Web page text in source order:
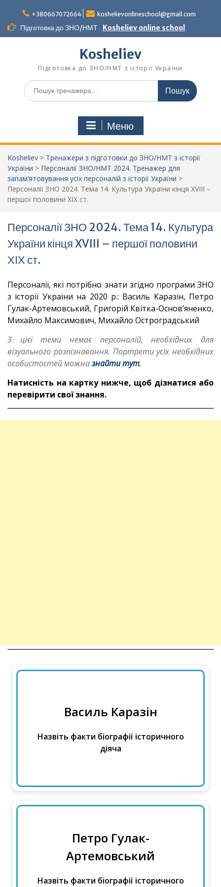
вмісту
+380667072664 koshelievonlineschool@gmail.com
Підготовка до ЗНО/НМТ Kosheliev online school
Kosheliev
Підготовка до ЗНО/НМТ з історії України
Шукати:
Меню
Kosheliev > Тренажери з підготовки до ЗНО/НМТ з історії
України > Персоналії ЗНО/НМТ 2024. Тренажер для
запам’ятовування усіх персоналій з історії України >
Персоналії ЗНО 2024. Тема 14. Культура України кінця XVIII –
першої половини ХІХ ст.
Персоналії ЗНО 2024. Тема 14. Культура
України кінця XVIII – першої половини
ХІХ ст.
Персоналії, які потрібно знати згідно програми ЗНО
з історії України на 2020 р.: Василь Каразін, Петро
Гулак-Артемовський, Григорій Квітка-Основ’яненко,
Михайло Максимович, Михайло Остроградський
З цієї теми немає персоналій, необхідних для
візуального розпізнавання. Портрети усіх необхідних
особистостей можназнайти тут.
Натисність на картку нижче, щоб дізнатися або
перевірити свої знання.
Василь Каразін
Назвіть факти біографії історичного
діяча
Український вчений-хімік першої
Засновник Харківського університету 1805 р.
Петро Гулак-
Aртемовський
Назвіть факти біографії історичного
Український письменник ХІХ ст.
літературі жанр романтичної балади